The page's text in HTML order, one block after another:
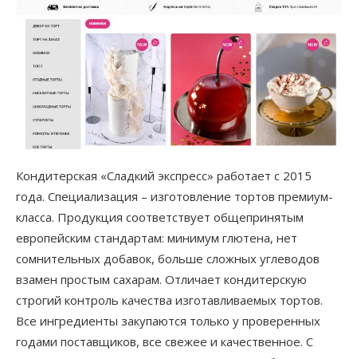
Кондитерская «Сладкий экспресс» работает с 2015
года. Специализация – изготовление тортов премиум-
класса. Продукция соответствует общепринятым
европейским стандартам: минимум глютена, нет
сомнительных добавок, больше сложных углеводов
взамен простым сахарам. Отличает кондитерскую
строгий контроль качества изготавливаемых тортов.
Все ингредиенты закупаются только у проверенных
годами поставщиков, все свежее и качественное. С